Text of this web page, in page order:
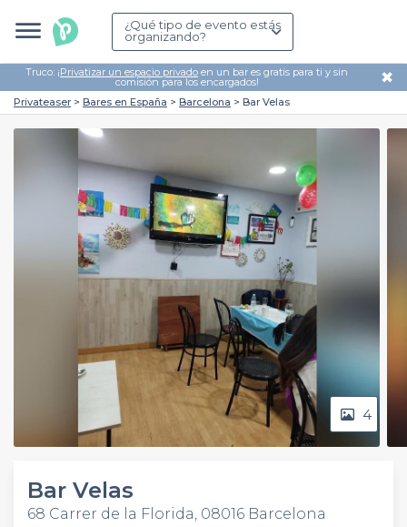
¿Qué tipo de evento estás
organizando?
Truco: ¡Privatizar un espacio privado en un bar es gratis para ti y sin
comisión para los encargados! ✖
Privateaser Bares en España Barcelona Bar Velas
4
Bar Velas
68 Carrer de la Florida, 08016 Barcelona